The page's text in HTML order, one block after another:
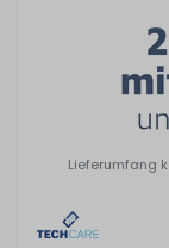
Lieferumfang